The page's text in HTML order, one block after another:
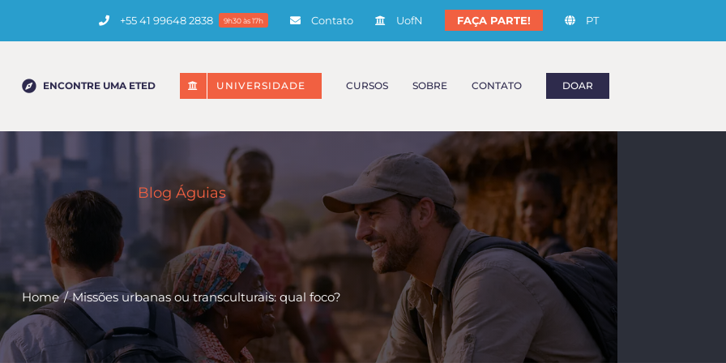
+55 41 99648 2838 9h30 às 17h Contato UofN FAÇA PARTE! PT
ENCONTRE UMA ETED UNIVERSIDADE CURSOS SOBRE CONTATO DOAR
Blog Águias
Home Missões urbanas ou transculturais: qual foco?